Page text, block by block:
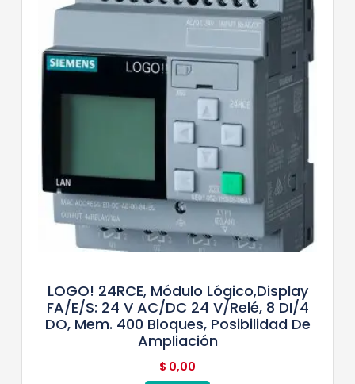
LOGO! 24RCE, Módulo Lógico,display
FA/E/S: 24 V AC/DC 24 V/relé, 8 DI/4
DO, Mem. 400 Bloques, Posibilidad De
Ampliación
$ 0,00